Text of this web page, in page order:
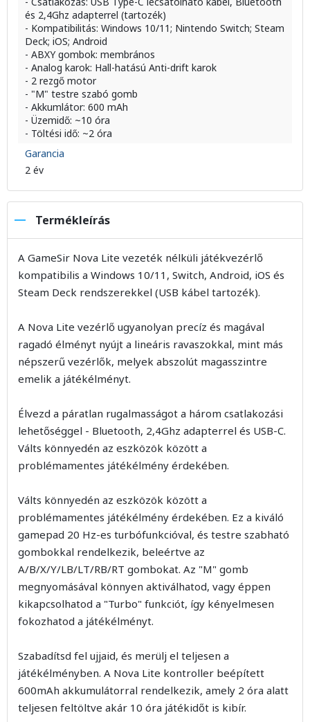
és 2,4Ghz adapterrel (tartozék)
- Kompatibilitás: Windows 10/11; Nintendo Switch; Steam
Deck; iOS; Android
- ABXY gombok: membrános
- Analog karok: Hall-hatású Anti-drift karok
- 2 rezgő motor
- "M" testre szabó gomb
- Akkumlátor: 600 mAh
- Üzemidő: ~10 óra
- Töltési idő: ~2 óra
Garancia
2 év
Termékleírás
A GameSir Nova Lite vezeték nélküli játékvezérlő
kompatibilis a Windows 10/11, Switch, Android, iOS és
Steam Deck rendszerekkel (USB kábel tartozék).
A Nova Lite vezérlő ugyanolyan precíz és magával
ragadó élményt nyújt a lineáris ravaszokkal, mint más
népszerű vezérlők, melyek abszolút magasszintre
emelik a játékélményt.
Élvezd a páratlan rugalmasságot a három csatlakozási
lehetőséggel - Bluetooth, 2,4Ghz adapterrel és USB-C.
Válts könnyedén az eszközök között a
problémamentes játékélmény érdekében.
Válts könnyedén az eszközök között a
problémamentes játékélmény érdekében. Ez a kiváló
gamepad 20 Hz-es turbófunkcióval, és testre szabható
gombokkal rendelkezik, beleértve az
A/B/X/Y/LB/LT/RB/RT gombokat. Az "M" gomb
megnyomásával könnyen aktiválhatod, vagy éppen
kikapcsolhatod a "Turbo" funkciót, így kényelmesen
fokozhatod a játékélményt.
Szabadítsd fel ujjaid, és merülj el teljesen a
játékélményben. A Nova Lite kontroller beépített
600mAh akkumulátorral rendelkezik, amely 2 óra alatt
teljesen feltöltve akár 10 óra játékidőt is kibír.